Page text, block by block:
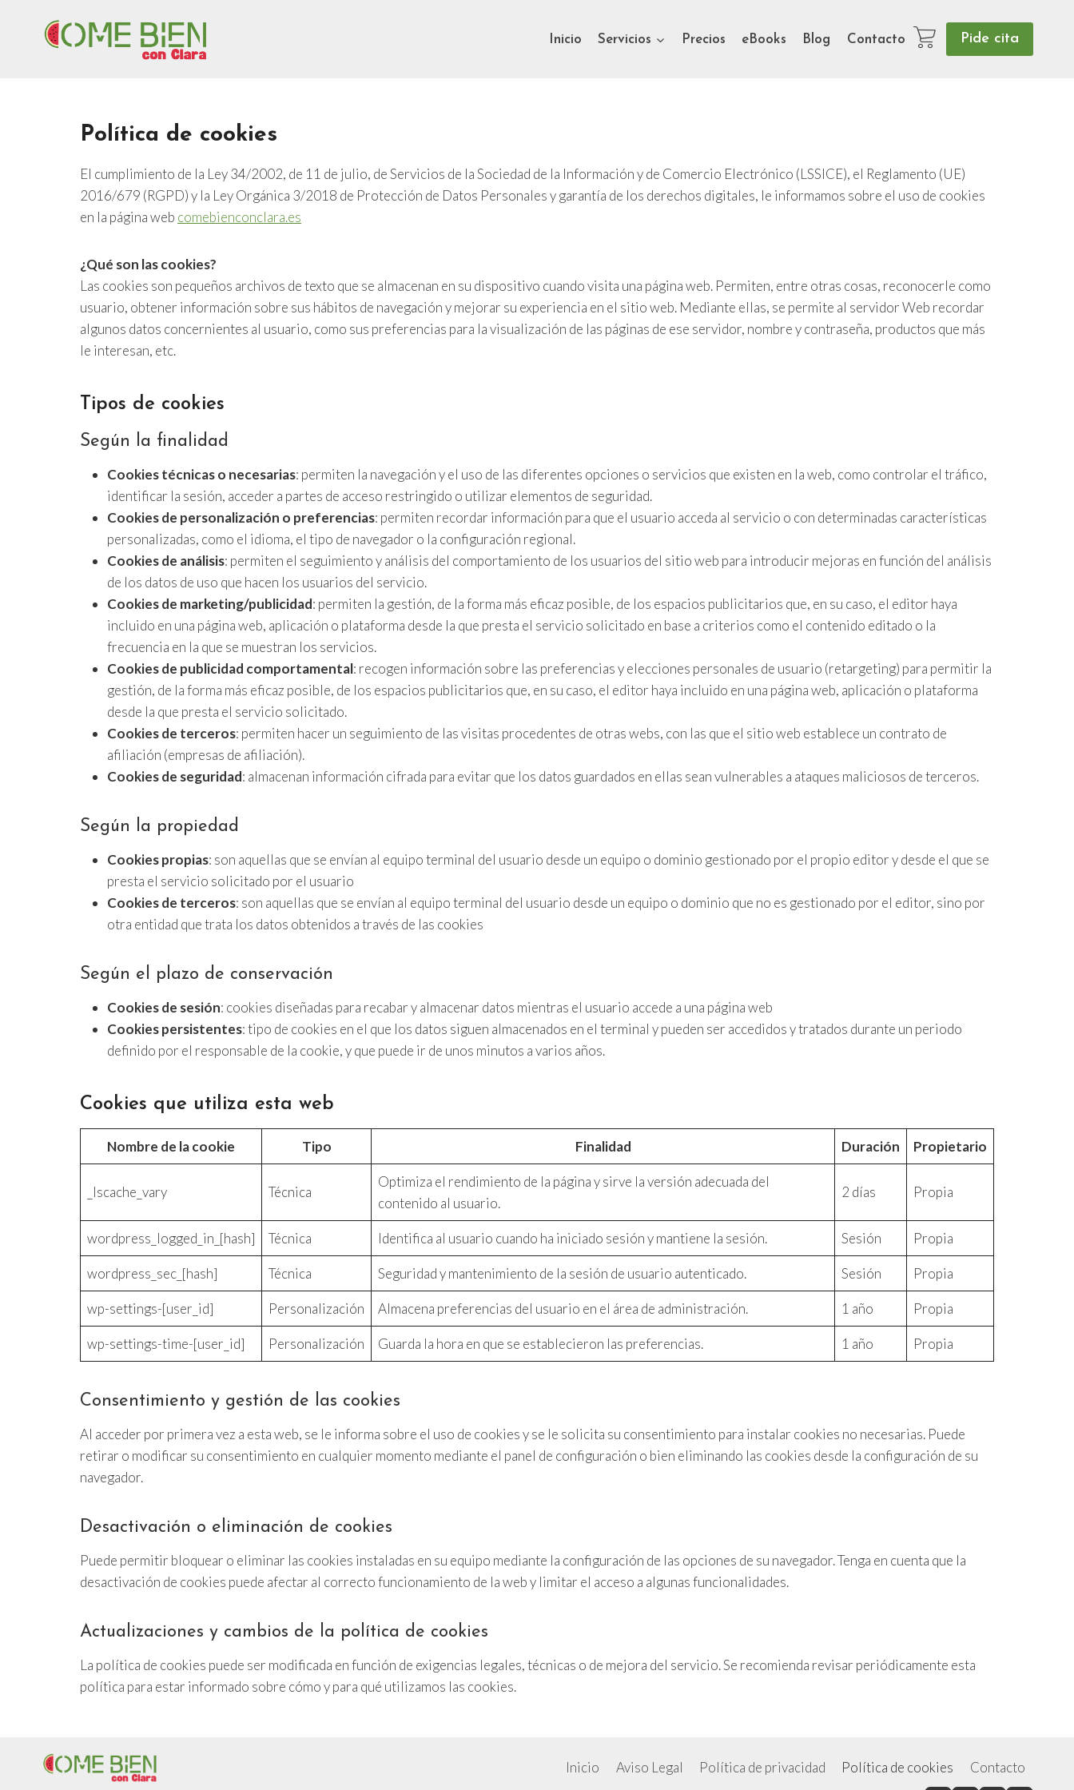
contenido
Inicio Servicios Precios eBooks Blog Contacto Pide cita
Política de cookies
El cumplimiento de la Ley 34/2002, de 11 de julio, de Servicios de la Sociedad de la Información y de Comercio Electrónico (LSSICE), el Reglamento (UE)
2016/679 (RGPD) y la Ley Orgánica 3/2018 de Protección de Datos Personales y garantía de los derechos digitales, le informamos sobre el uso de cookies
en la página web comebienconclara.es
¿Qué son las cookies?
Las cookies son pequeños archivos de texto que se almacenan en su dispositivo cuando visita una página web. Permiten, entre otras cosas, reconocerle como
usuario, obtener información sobre sus hábitos de navegación y mejorar su experiencia en el sitio web. Mediante ellas, se permite al servidor Web recordar
algunos datos concernientes al usuario, como sus preferencias para la visualización de las páginas de ese servidor, nombre y contraseña, productos que más
le interesan, etc.
Tipos de cookies
Según la finalidad
Cookies técnicas o necesarias: permiten la navegación y el uso de las diferentes opciones o servicios que existen en la web, como controlar el tráfico,
identificar la sesión, acceder a partes de acceso restringido o utilizar elementos de seguridad.
Cookies de personalización o preferencias: permiten recordar información para que el usuario acceda al servicio o con determinadas características
personalizadas, como el idioma, el tipo de navegador o la configuración regional.
Cookies de análisis: permiten el seguimiento y análisis del comportamiento de los usuarios del sitio web para introducir mejoras en función del análisis
de los datos de uso que hacen los usuarios del servicio.
Cookies de marketing/publicidad: permiten la gestión, de la forma más eficaz posible, de los espacios publicitarios que, en su caso, el editor haya
incluido en una página web, aplicación o plataforma desde la que presta el servicio solicitado en base a criterios como el contenido editado o la
frecuencia en la que se muestran los servicios.
Cookies de publicidad comportamental: recogen información sobre las preferencias y elecciones personales de usuario (retargeting) para permitir la
gestión, de la forma más eficaz posible, de los espacios publicitarios que, en su caso, el editor haya incluido en una página web, aplicación o plataforma
desde la que presta el servicio solicitado.
Cookies de terceros: permiten hacer un seguimiento de las visitas procedentes de otras webs, con las que el sitio web establece un contrato de
afiliación (empresas de afiliación).
Cookies de seguridad: almacenan información cifrada para evitar que los datos guardados en ellas sean vulnerables a ataques maliciosos de terceros.
Según la propiedad
Cookies propias: son aquellas que se envían al equipo terminal del usuario desde un equipo o dominio gestionado por el propio editor y desde el que se
presta el servicio solicitado por el usuario
Cookies de terceros: son aquellas que se envían al equipo terminal del usuario desde un equipo o dominio que no es gestionado por el editor, sino por
otra entidad que trata los datos obtenidos a través de las cookies
Según el plazo de conservación
Cookies de sesión: cookies diseñadas para recabar y almacenar datos mientras el usuario accede a una página web
Cookies persistentes: tipo de cookies en el que los datos siguen almacenados en el terminal y pueden ser accedidos y tratados durante un periodo
definido por el responsable de la cookie, y que puede ir de unos minutos a varios años.
Cookies que utiliza esta web
Nombre de la cookie Tipo Finalidad Duración Propietario
_lscache_vary Técnica
Optimiza el rendimiento de la página y sirve la versión adecuada del
contenido al usuario.
2 días Propia
wordpress_logged_in_[hash] Técnica Identifica al usuario cuando ha iniciado sesión y mantiene la sesión. Sesión Propia
wordpress_sec_[hash] Técnica Seguridad y mantenimiento de la sesión de usuario autenticado. Sesión Propia
wp-settings-[user_id] Personalización Almacena preferencias del usuario en el área de administración. 1 año Propia
wp-settings-time-[user_id] Personalización Guarda la hora en que se establecieron las preferencias. 1 año Propia
Consentimiento y gestión de las cookies
Al acceder por primera vez a esta web, se le informa sobre el uso de cookies y se le solicita su consentimiento para instalar cookies no necesarias. Puede
retirar o modificar su consentimiento en cualquier momento mediante el panel de configuración o bien eliminando las cookies desde la configuración de su
navegador.
Desactivación o eliminación de cookies
Puede permitir bloquear o eliminar las cookies instaladas en su equipo mediante la configuración de las opciones de su navegador. Tenga en cuenta que la
desactivación de cookies puede afectar al correcto funcionamiento de la web y limitar el acceso a algunas funcionalidades.
Actualizaciones y cambios de la política de cookies
La política de cookies puede ser modificada en función de exigencias legales, técnicas o de mejora del servicio. Se recomienda revisar periódicamente esta
política para estar informado sobre cómo y para qué utilizamos las cookies.
Inicio Aviso Legal Política de privacidad Política de cookies Contacto